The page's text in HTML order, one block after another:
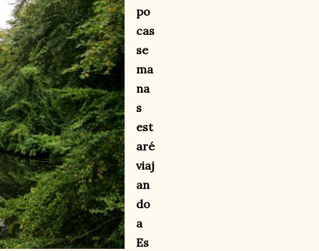
po
cas
se
ma
na
s
est
aré
viaj
an
do
a
Es